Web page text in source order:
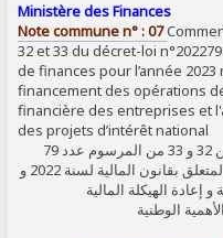
Ministère des Finances
Note commune n° : 07
32 et 33 du décret-loi
de finances pour l’année
financement des opérations
financière des entreprises et
des projets d’intérêt national
تحليل أحكام الفصلين 32 و 33 من المرسوم عدد 79
لسنة 2022 المؤرخ في 22 ديسمبر 2022 المتعلق بقانون المالية لسنة 2022 و
الهيكلة المالية
الوطنية